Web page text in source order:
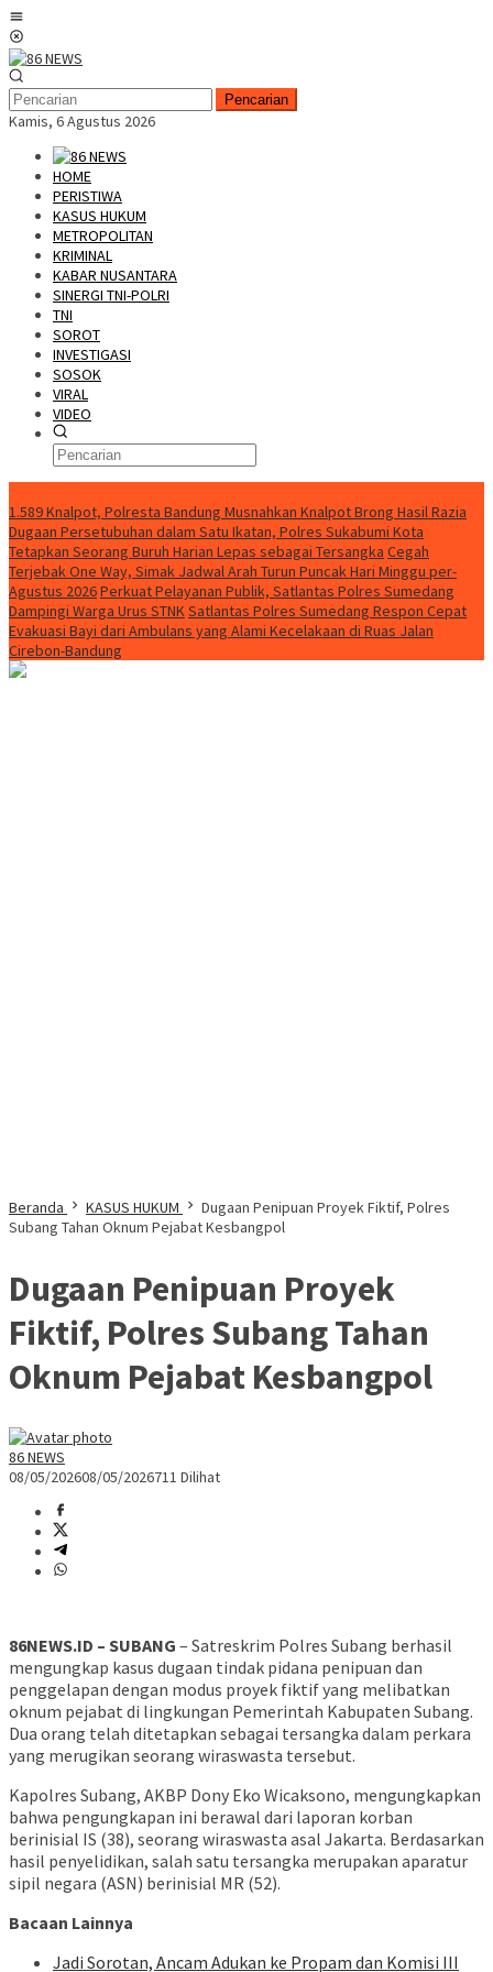
Loncat
ke
konten
Pencarian
Kamis, 6 Agustus 2026
HOME
PERISTIWA
KASUS HUKUM
METROPOLITAN
KRIMINAL
KABAR NUSANTARA
SINERGI TNI-POLRI
TNI
SOROT
INVESTIGASI
SOSOK
VIRAL
VIDEO
1.589 Knalpot, Polresta Bandung Musnahkan Knalpot Brong Hasil Razia
Dugaan Persetubuhan dalam Satu Ikatan, Polres Sukabumi Kota
Tetapkan Seorang Buruh Harian Lepas sebagai Tersangka Cegah
Terjebak One Way, Simak Jadwal Arah Turun Puncak Hari Minggu per-
Agustus 2026Perkuat Pelayanan Publik, Satlantas Polres Sumedang
Dampingi Warga Urus STNKSatlantas Polres Sumedang Respon Cepat
Evakuasi Bayi dari Ambulans yang Alami Kecelakaan di Ruas Jalan
Cirebon-Bandung
Beranda KASUS HUKUM
Dugaan Penipuan Proyek Fiktif, Polres
Subang Tahan Oknum Pejabat Kesbangpol
Dugaan Penipuan Proyek
Fiktif, Polres Subang Tahan
Oknum Pejabat Kesbangpol
86 NEWS
08/05/202608/05/2026711 Dilihat
86NEWS.ID – SUBANG – Satreskrim Polres Subang berhasil
mengungkap kasus dugaan tindak pidana penipuan dan
penggelapan dengan modus proyek fiktif yang melibatkan
oknum pejabat di lingkungan Pemerintah Kabupaten Subang.
Dua orang telah ditetapkan sebagai tersangka dalam perkara
yang merugikan seorang wiraswasta tersebut.
Kapolres Subang, AKBP Dony Eko Wicaksono, mengungkapkan
bahwa pengungkapan ini berawal dari laporan korban
berinisial IS (38), seorang wiraswasta asal Jakarta. Berdasarkan
hasil penyelidikan, salah satu tersangka merupakan aparatur
sipil negara (ASN) berinisial MR (52).
Bacaan Lainnya
Jadi Sorotan, Ancam Adukan ke Propam dan Komisi III